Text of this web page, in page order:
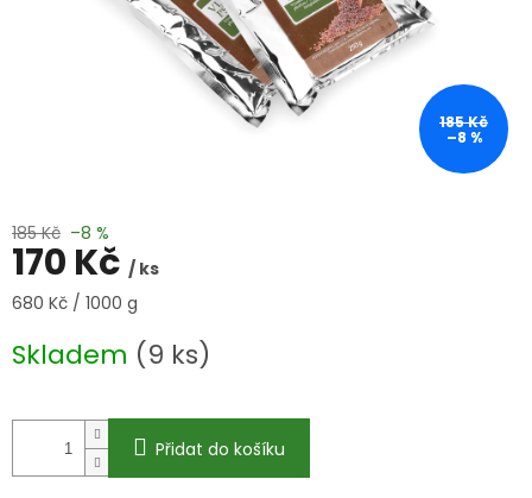
185 Kč
–8 %
185 Kč –8 %
170 Kč / ks
Měrná
680 Kč / 1000 g
Skladem (9 ks)
Přidat do košíku